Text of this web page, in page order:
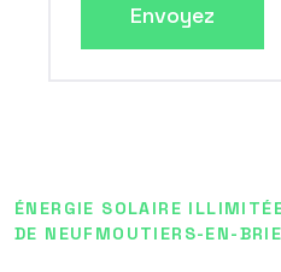
Envoyez
ÉNERGIE SOLAIRE
DE NEUFMOUTIERS-EN-